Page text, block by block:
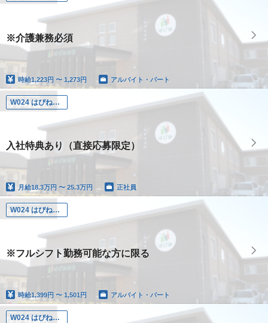
※介護兼務必須
時給1,223円 〜 1,273円 アルバイト・パート
W024 はぴね国分
入社特典あり（直接応募限定）
月給18.3万円 〜 25.3万円 正社員
W024 はぴね国分
※フルシフト勤務可能な方に限る
時給1,399円 〜 1,501円 アルバイト・パート
W024 はぴね国分